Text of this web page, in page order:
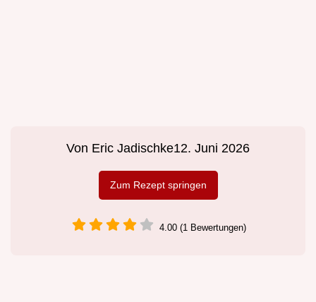
Von Eric Jadischke12. Juni 2026
Zum Rezept springen
4.00 (1 Bewertungen)